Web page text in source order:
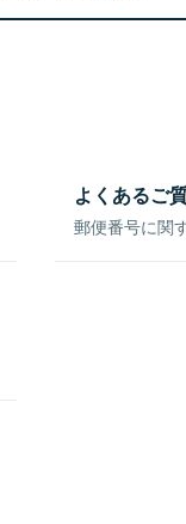
よくあるご
郵便番号に関